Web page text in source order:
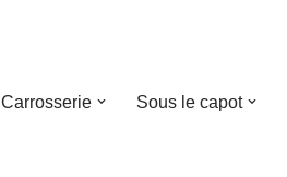
Carrosserie Sous le capot